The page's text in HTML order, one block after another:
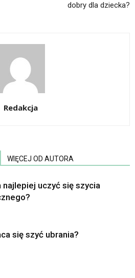
dobry dla dziecka?
Redakcja
WIĘCEJ OD AUTORA
najlepiej uczyć się szycia
się szyć ubrania?